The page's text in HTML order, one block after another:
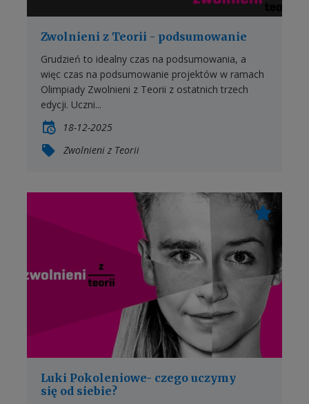
Zwolnieni z Teorii - podsumowanie
Grudzień to idealny czas na podsumowania, a
więc czas na podsumowanie projektów w ramach
Olimpiady Zwolnieni z Teorii z ostatnich trzech
edycji. Uczni...
18-12-2025
Zwolnieni z Teorii
Luki Pokoleniowe- czego uczymy
się od siebie?